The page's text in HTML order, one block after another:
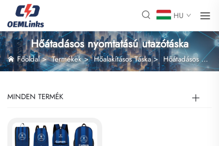
HU
Hőátadásos nyomtatású utazótáska
Főoldal>Termékek>Hőalakításos Táska>Hőátadásos nyomtatású utazótáska
MINDEN TERMÉK